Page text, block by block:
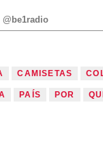
@be1radio
CAMISETAS
PAÍS POR